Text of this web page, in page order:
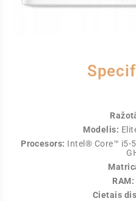
Modelis:
Procesors: Intel® Core™ i5-
RAM:
Cietais